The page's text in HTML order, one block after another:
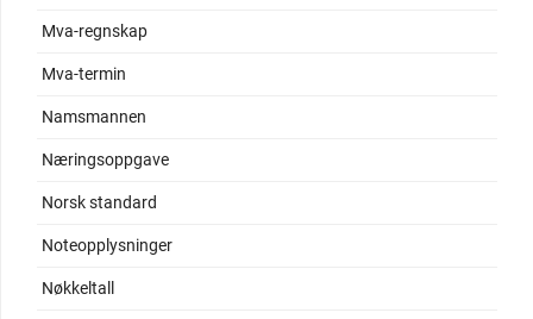
Mva-regnskap
Mva-termin
Namsmannen
Næringsoppgave
Norsk standard
Noteopplysninger
Nøkkeltall